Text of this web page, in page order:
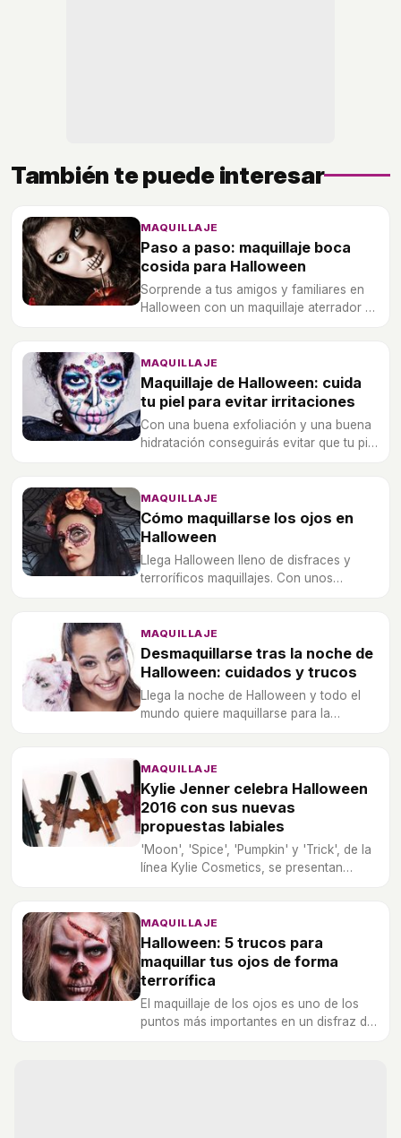
También te puede interesar
MAQUILLAJE
Paso a paso: maquillaje boca
cosida para Halloween
Sorprende a tus amigos y familiares en
Halloween con un maquillaje aterrador y
MAQUILLAJE
Maquillaje de Halloween: cuida
tu piel para evitar irritaciones
Con una buena exfoliación y una buena
hidratación conseguirás evitar que tu piel
MAQUILLAJE
Cómo maquillarse los ojos en
Halloween
Llega Halloween lleno de disfraces y
terroríficos maquillajes. Con unos
MAQUILLAJE
Desmaquillarse tras la noche de
Halloween: cuidados y trucos
Llega la noche de Halloween y todo el
mundo quiere maquillarse para la
Sigue nuestros consejos y trucos.
MAQUILLAJE
Kylie Jenner celebra Halloween
2016 con sus nuevas
propuestas labiales
'Moon', 'Spice', 'Pumpkin' y 'Trick', de la
línea Kylie Cosmetics, se presentan
MAQUILLAJE
Halloween: 5 trucos para
maquillar tus ojos de forma
terrorífica
El maquillaje de los ojos es uno de los
puntos más importantes en un disfraz de